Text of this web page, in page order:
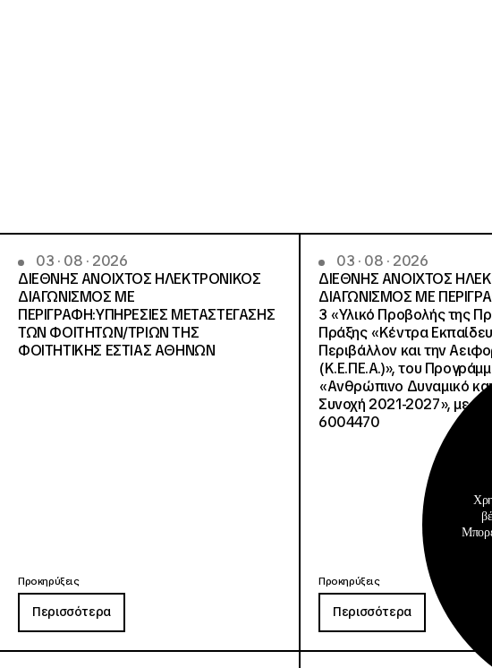
03 · 08 · 2026
ΔΙΕΘΝΗΣ ΑΝΟΙΧΤΟΣ ΗΛΕΚΤΡΟΝΙΚΟΣ
ΔΙΑΓΩΝΙΣΜΟΣ ΜΕ
ΠΕΡΙΓΡΑΦΗ:ΥΠΗΡΕΣΙΕΣ METAΣΤΕΓΑΣΗΣ
ΤΩΝ ΦΟΙΤΗΤΩΝ/ΤΡΙΩΝ ΤΗΣ
ΦΟΙΤΗΤΙΚΗΣ ΕΣΤΙΑΣ ΑΘΗΝΩΝ
Προκηρύξεις
Περισσότερα
03 · 08 · 2026
ΔΙΕΘΝΗΣ ΑΝΟΙΧΤΟΣ
ΔΙΑΓΩΝΙΣΜΟΣ ΜΕ
3 «Υλικό Προβολής της
Πράξης «Κέντρα
Περιβάλλον και την
(Κ.Ε.ΠΕ.Α.)», του
«Ανθρώπινο Δυναμικό και
Συνοχή 2021-2027», με
6004470
Προκηρύξεις
Περισσότερα